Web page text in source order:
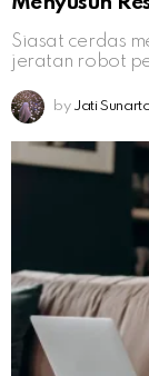
Siasat cerdas
jeratan robot
by Jati